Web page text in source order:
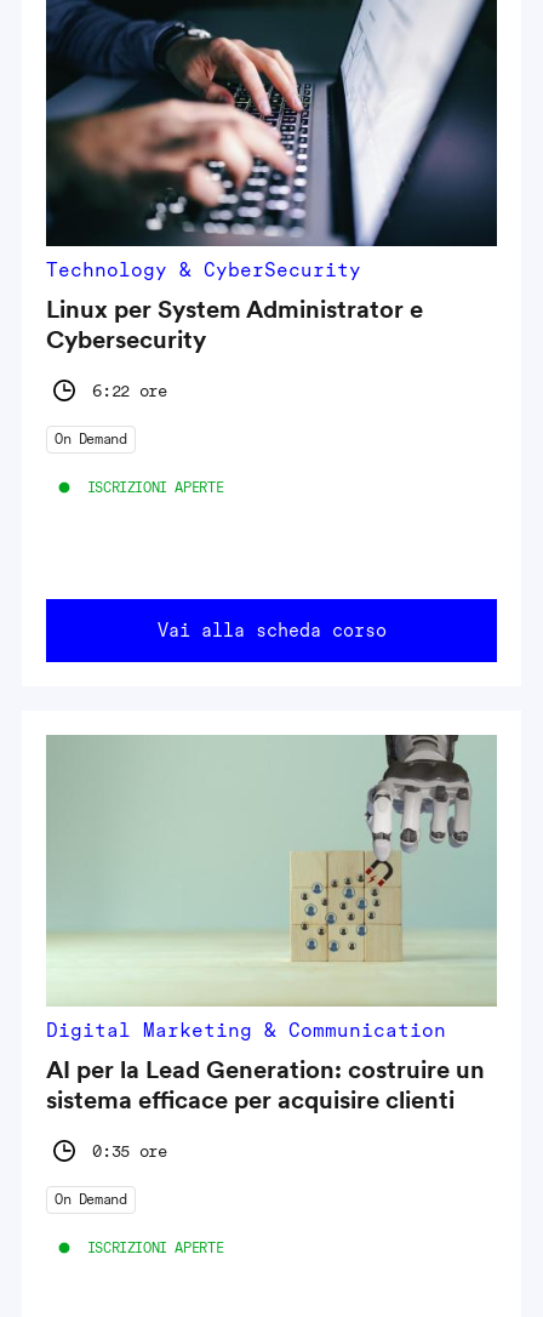
Technology & CyberSecurity
Linux per System Administrator e
Cybersecurity
6:22 ore
On Demand
ISCRIZIONI APERTE
Vai alla scheda corso
Digital Marketing & Communication
AI per la Lead Generation: costruire un
sistema efficace per acquisire clienti
0:35 ore
On Demand
ISCRIZIONI APERTE